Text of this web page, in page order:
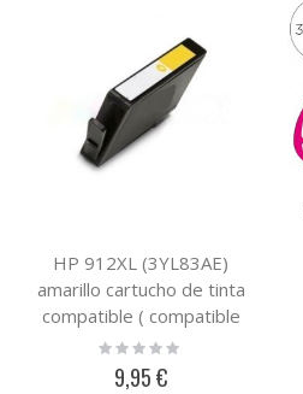
HP 912XL (3YL83AE)
amarillo cartucho de tinta
compatible ( compatible
con HP+)
Rating:
9,95 €